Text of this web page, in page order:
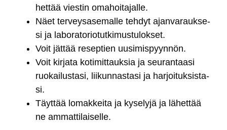
het­tää vies­tin oma­hoi­ta­jal­le.
Näet ter­vey­sa­se­mal­le teh­dyt ajan­va­rauk­se­
si ja la­bo­ra­to­rio­tut­ki­mus­tu­lok­set.
Voit jät­tää re­sep­tien uu­si­mis­pyyn­nön.
Voit kir­ja­ta ko­ti­mit­tauk­sia ja seu­ran­taa­si
ruo­kai­lus­ta­si, lii­kun­nas­ta­si ja har­joi­tuk­sis­ta­
si.
Täyt­tää lo­mak­kei­ta ja ky­se­ly­jä ja lä­het­tää
ne am­mat­ti­lai­sel­le.